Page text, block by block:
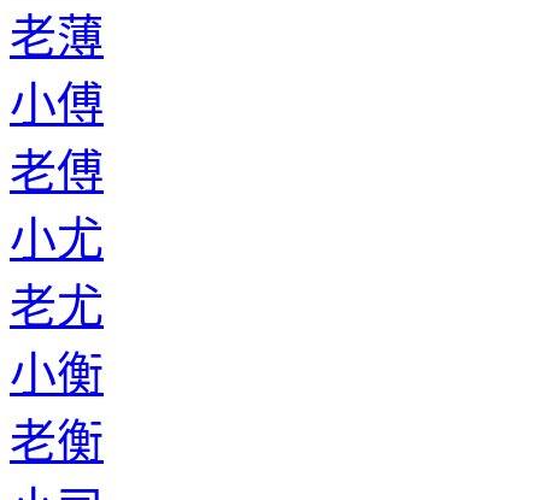
老薄
小傅
老傅
小尤
老尤
小衡
老衡